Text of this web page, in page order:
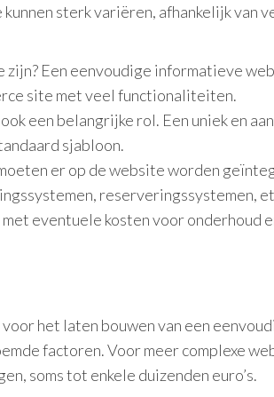
sterk variëren, afhankelijk van
zijn? Een eenvoudige informatieve
site met veel functionaliteiten.
een belangrijke rol. Een uniek en
sjabloon.
er op de website worden
reserveringssystemen,
eventuele kosten voor onderhoud
het laten bouwen van een
factoren. Voor meer complexe
soms tot enkele duizenden euro’s.